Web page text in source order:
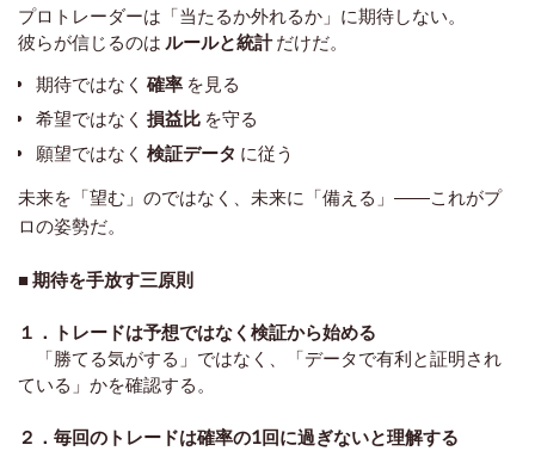
プロトレーダーは「当たるか外れるか」に期待しない。
彼らが信じるのは ルールと統計だけだ。
期待ではなく 確率 を見る
希望ではなく 損益比 を守る
願望ではなく 検証データ に従う
未来を「望む」のではなく、未来に「備える」――これがプ
ロの姿勢だ。
■ 期待を手放す三原則
１．トレードは予想ではなく検証から始める
「勝てる気がする」ではなく、「データで有利と証明され
ている」かを確認する。
２．毎回のトレードは確率の1回に過ぎないと理解する